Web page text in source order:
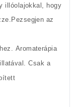
illóolajokkal, hogy
az
Aromaterápia
illatával.Csak a